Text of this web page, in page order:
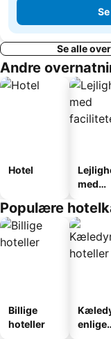
Se alle
Andre
Hotel
med
Populære
Billige
hoteller
enlige